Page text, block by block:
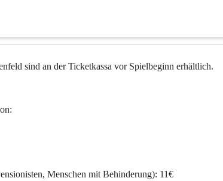
sind an der Ticketkassa vor Spielbeginn erhältlich.
Menschen mit Behinderung): 11€